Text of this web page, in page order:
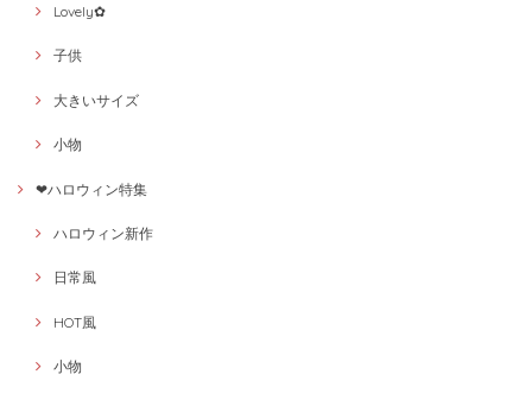
Lovely✿
子供
大きいサイズ
小物
❤ハロウィン特集
ハロウィン新作
日常風
HOT風
小物